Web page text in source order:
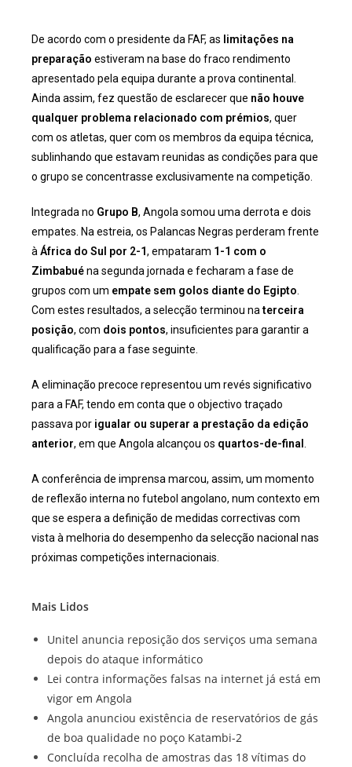
De acordo com o presidente da FAF, as limitações na
preparação estiveram na base do fraco rendimento
apresentado pela equipa durante a prova continental.
Ainda assim, fez questão de esclarecer que não houve
qualquer problema relacionado com prémios, quer
com os atletas, quer com os membros da equipa técnica,
sublinhando que estavam reunidas as condições para que
o grupo se concentrasse exclusivamente na competição.
Integrada no Grupo B, Angola somou uma derrota e dois
empates. Na estreia, os Palancas Negras perderam frente
à África do Sul por 2-1, empataram 1-1 com o
Zimbabuéna segunda jornada e fecharam a fase de
grupos com um empate sem golos diante do Egipto
Com estes resultados, a selecção terminou naterceira
posição, com dois pontos, insuficientes para garantir a
qualificação para a fase seguinte.
A eliminação precoce representou um revés significativo
para a FAF, tendo em conta que o objectivo traçado
passava por igualar ou superar a prestação da edição
anterior, em que Angola alcançou os quartos-de-final
A conferência de imprensa marcou, assim, um momento
de reflexão interna no futebol angolano, num contexto em
que se espera a definição de medidas correctivas com
vista à melhoria do desempenho da selecção nacional nas
próximas competições internacionais.
Mais Lidos
Unitel anuncia reposição dos serviços uma semana
depois do ataque informático
Lei contra informações falsas na internet já está em
vigor em Angola
Angola anunciou existência de reservatórios de gás
de boa qualidade no poço Katambi-2
Concluída recolha de amostras das 18 vítimas do